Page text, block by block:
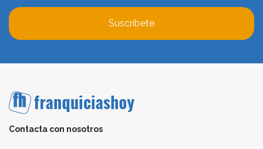
Suscríbete
Contacta con nosotros